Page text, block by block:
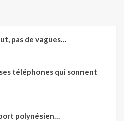
pas de vagues…
téléphones qui sonnent
polynésien…